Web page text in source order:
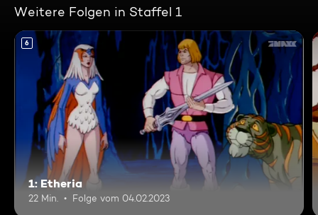
Weitere Folgen in Staffel 1
6
1: Etheria
22 Min. Folge vom 04.02.2023